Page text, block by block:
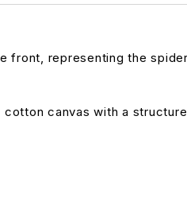
representing the
canvas with a